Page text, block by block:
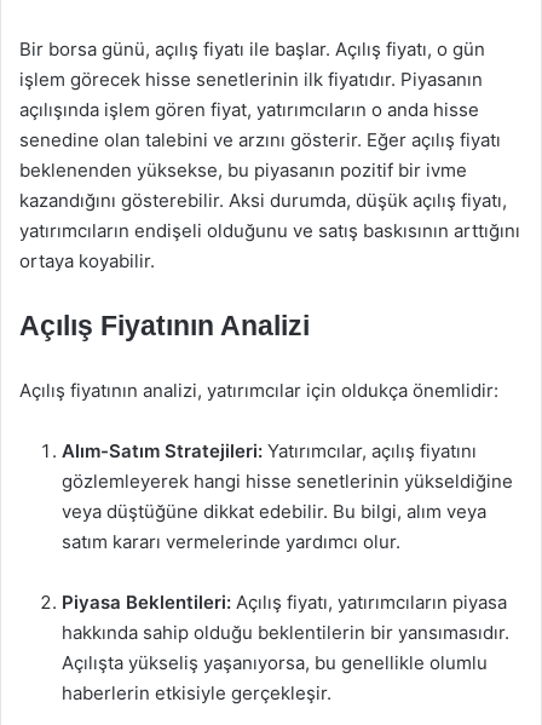
Bir borsa günü, açılış fiyatı ile başlar. Açılış fiyatı, o gün
işlem görecek hisse senetlerinin ilk fiyatıdır. Piyasanın
açılışında işlem gören fiyat, yatırımcıların o anda hisse
senedine olan talebini ve arzını gösterir. Eğer açılış fiyatı
beklenenden yüksekse, bu piyasanın pozitif bir ivme
kazandığını gösterebilir. Aksi durumda, düşük açılış fiyatı,
yatırımcıların endişeli olduğunu ve satış baskısının arttığını
ortaya koyabilir.
Açılış Fiyatının Analizi
Açılış fiyatının analizi, yatırımcılar için oldukça önemlidir:
Alım-Satım Stratejileri: Yatırımcılar, açılış fiyatını
gözlemleyerek hangi hisse senetlerinin yükseldiğine
veya düştüğüne dikkat edebilir. Bu bilgi, alım veya
satım kararı vermelerinde yardımcı olur.
Piyasa Beklentileri: Açılış fiyatı, yatırımcıların piyasa
hakkında sahip olduğu beklentilerin bir yansımasıdır.
Açılışta yükseliş yaşanıyorsa, bu genellikle olumlu
haberlerin etkisiyle gerçekleşir.